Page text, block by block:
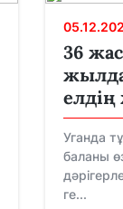
36
елдің
Уганда
баланы
ге...